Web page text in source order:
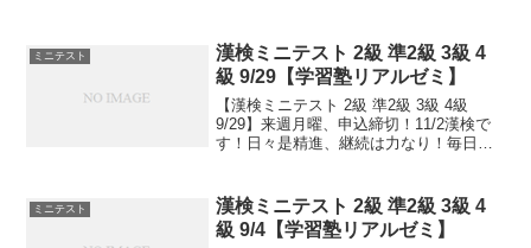
熟語問題などの出来具合が合...
ミニテスト
漢検ミニテスト 2級 準2級 3級 4
級 9/29【学習塾リアルゼミ】
【漢検ミニテスト 2級 準2級 3級 4級
9/29】来週月曜、申込締切！11/2漢検で
す！日々是精進、継続は力なり！毎日少
お名前ご連絡ください。申込み書類お
渡...
ミニテスト
漢検ミニテスト 2級 準2級 3級 4
級 9/4【学習塾リアルゼミ】